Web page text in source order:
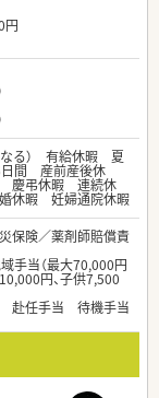
円
なる） 有給休暇 夏
間 産前産後休
弔休暇 連続休
休暇 妊婦通院休暇
保険／薬剤師賠償責
手当（最大70,000円
円、子供7,500
赴任手当 待機手当